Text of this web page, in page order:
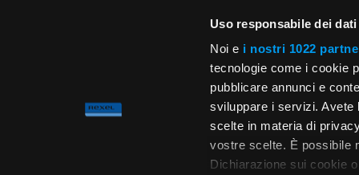
Uso responsabile dei dati
Noi e i nostri 1022
tecnologie come i cookie
pubblicare annunci e
sviluppare i servizi.
scelte in materia di
vostre scelte. È possibile
Dichiarazione sui cookie